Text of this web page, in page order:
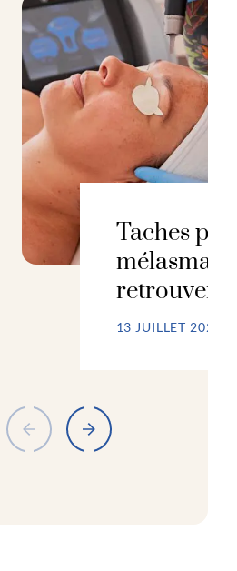
Taches
mélasma :
retrouver
13 JUILLET 2026 —